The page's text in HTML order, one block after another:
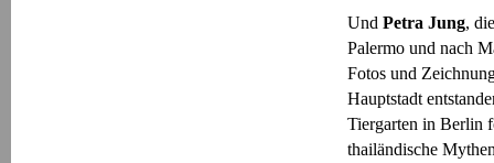
Und Petra Jung,
Palermo und nach
Fotos und
Hauptstadt
Tiergarten in Berlin
thailändische